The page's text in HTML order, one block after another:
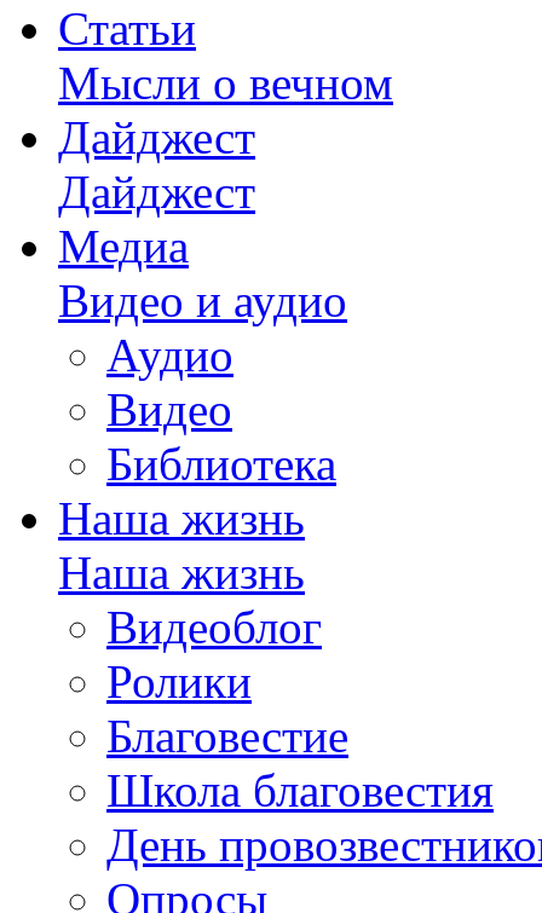
Статьи
Мысли о вечном
Дайджест
Дайджест
Медиа
Видео и аудио
Аудио
Видео
Библиотека
Наша жизнь
Наша жизнь
Видеоблог
Ролики
Благовестие
Школа благовестия
День
Опросы